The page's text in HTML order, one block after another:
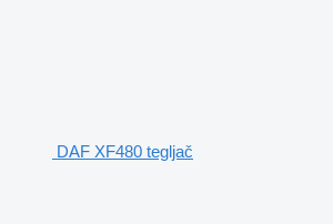
DAF XF480 tegljač